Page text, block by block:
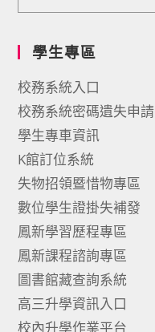
學生專區
校務系統入口
校務系統密碼遺失申請
學生專車資訊
K館訂位系統
失物招領暨惜物專區
數位學生證掛失補發
鳳新學習歷程專區
鳳新課程諮詢專區
圖書館藏查詢系統
高三升學資訊入口
校內升學作業平台